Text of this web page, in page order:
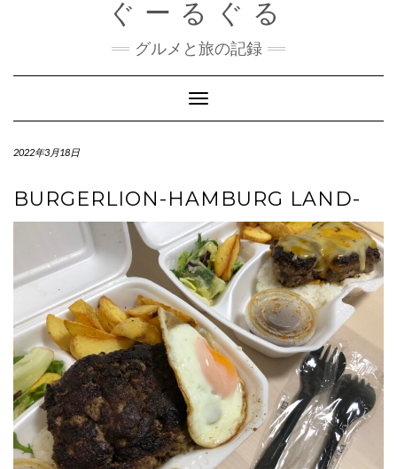
ぐーるぐる
グルメと旅の記録
Toggle
Navigation
2022年3月18日
BURGERLION-HAMBURG LAND-